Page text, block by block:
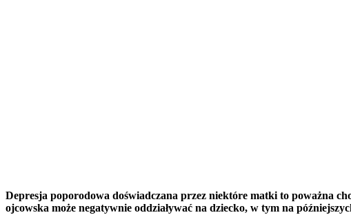
Depresja poporodowa doświadczana przez niektóre matki to poważna
ojcowska może negatywnie oddziaływać na dziecko, w tym na